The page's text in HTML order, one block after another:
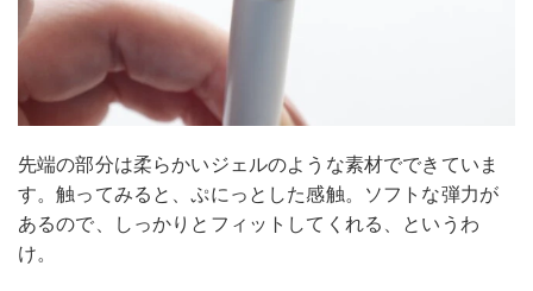
先端の部分は柔らかいジェルのような素材でできていま
す。触ってみると、ぷにっとした感触。ソフトな弾力が
あるので、しっかりとフィットしてくれる、というわ
け。